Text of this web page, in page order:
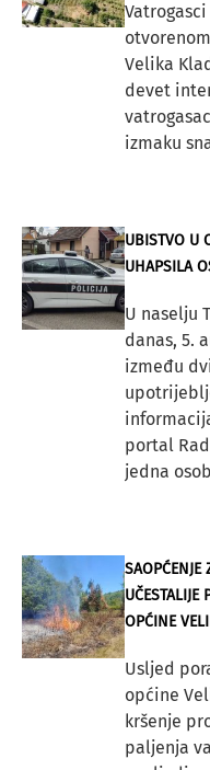
Velika
devet
izmaku
UBISTVO U
UHAPSILA
U naselju
danas, 5.
između
portal
jedna
SAOPĆENJE
UČESTALIJE
OPĆINE
Usljed
općine
kršenje
paljenja